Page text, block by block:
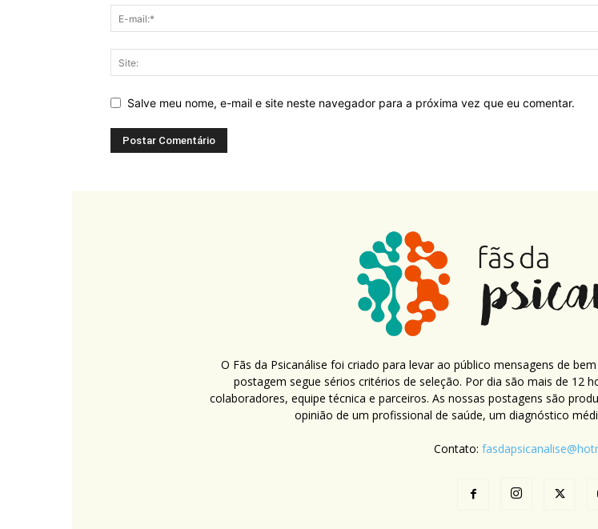
Salve meu nome, e-mail e site neste navegador para a próxima vez que eu comentar.
O Fãs da Psicanálise foi criado para levar ao público mensagens de
postagem segue sérios critérios de seleção. Por dia são mais de 12
colaboradores, equipe técnica e parceiros. As nossas postagens são
opinião de um profissional de saúde, um diagnóstico
Contato: